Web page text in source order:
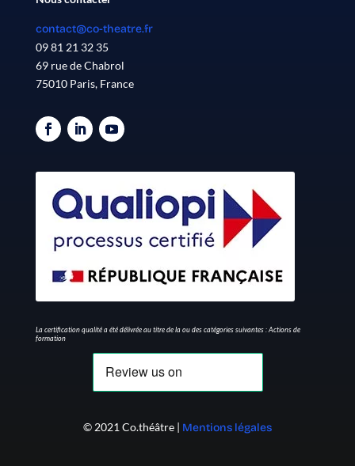
contact@co-theatre.fr
09 81 21 32 35
69 rue de Chabrol
75010 Paris, France
La certification qualité a été délivrée au titre de la ou des catégories suivantes : Actions de
formation
© 2021 Co.théâtre | Mentions légales